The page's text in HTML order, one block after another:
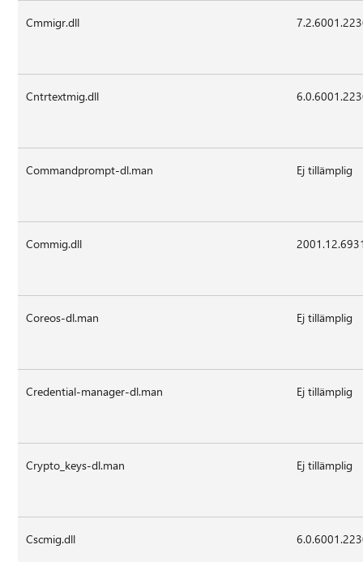
Cmmigr.dll
Cntrtextmig.dll
Commandprompt-dl.man Ej tillämplig
Commig.dll
Coreos-dl.man Ej tillämplig
Credential-manager-dl.man Ej tillämplig
Crypto_keys-dl.man Ej tillämplig
Cscmig.dll